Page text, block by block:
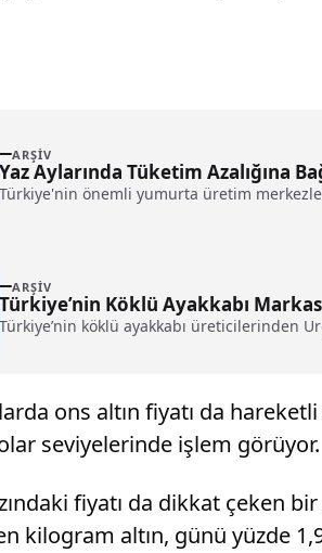
ARŞIV
Yaz Aylarında Tüketim Azalığına
Türkiye'nin önemli yumurta üretim
ARŞIV
Türkiye’nin Köklü Ayakkabı
Türkiye’nin köklü ayakkabı üreticilerinden
ons altın fiyatı da
seviyelerinde işlem görüyor.
fiyatı da dikkat çeken
kilogram altın, günü yüzde